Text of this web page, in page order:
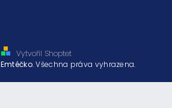
Vytvořil Shoptet
Emtéčko. Všechna práva vyhrazena.